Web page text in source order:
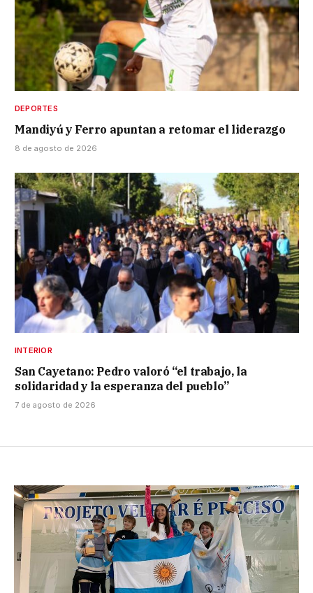
DEPORTES
Mandiyú y Ferro apuntan a retomar el liderazgo
8 de agosto de 2026
INTERIOR
San Cayetano: Pedro valoró “el trabajo, la
solidaridad y la esperanza del pueblo”
7 de agosto de 2026